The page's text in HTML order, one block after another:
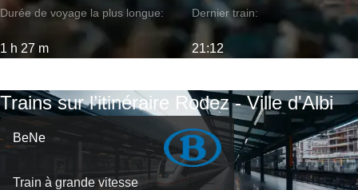
Durée de voyage la plus longue:
1 h 27 m
Dernier train:
21:12
Trains sur l’itinéraire Rodez - Ville d'Albi
BeNe
Train à grande vitesse